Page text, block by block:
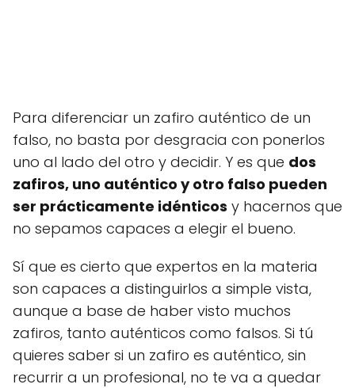
Para diferenciar un zafiro auténtico de un
falso, no basta por desgracia con ponerlos
uno al lado del otro y decidir. Y es que dos
zafiros, uno auténtico y otro falso pueden
ser prácticamente idénticos y hacernos que
no sepamos capaces a elegir el bueno.
Sí que es cierto que expertos en la materia
son capaces a distinguirlos a simple vista,
aunque a base de haber visto muchos
zafiros, tanto auténticos como falsos. Si tú
quieres saber si un zafiro es auténtico, sin
recurrir a un profesional, no te va a quedar